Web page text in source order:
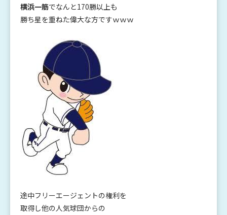
横浜一筋でなんと170勝以上も
勝ち星を重ねた偉大な方ですｗｗｗ
途中フリーエージェントの権利を
取得し他の人気球団からの